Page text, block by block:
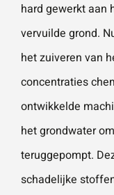
hard gewerkt aan
vervuilde grond.
het zuiveren van
concentraties
ontwikkelde
het grondwater
teruggepompt.
schadelijke